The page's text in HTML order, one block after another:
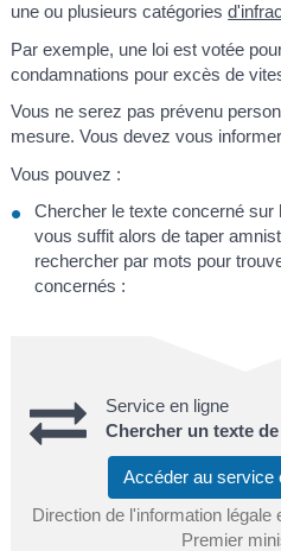
une ou plusieurs catégories
Par exemple, une loi est votée
condamnations pour excès de
Vous ne serez pas prévenu
mesure. Vous devez vous
Vous pouvez :
Chercher le texte concerné sur
vous suffit alors de taper
rechercher par mots pour
concernés :
Service en ligne
Chercher un texte
Accéder au service
Direction de l'information légale
Premier